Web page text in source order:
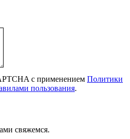
с применением Политики
пользования.
свяжемся.